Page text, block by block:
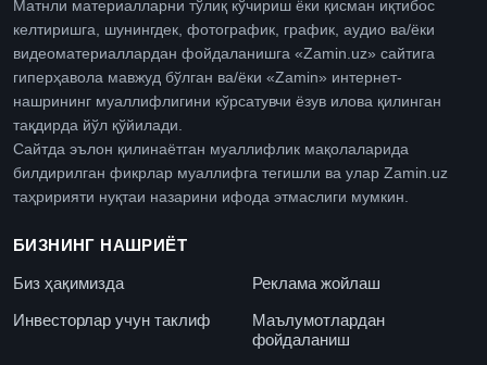
Матнли материалларни тўлиқ кўчириш ёки қисман иқтибос
келтиришга, шунингдек, фотографик, график, аудио ва/ёки
видеоматериаллардан фойдаланишга «Zamin.uz» сайтига
гиперҳавола мавжуд бўлган ва/ёки «Zamin» интернет-
нашрининг муаллифлигини кўрсатувчи ёзув илова қилинган
тақдирда йўл қўйилади.
Сайтда эълон қилинаётган муаллифлик мақолаларида
билдирилган фикрлар муаллифга тегишли ва улар Zamin.uz
таҳририяти нуқтаи назарини ифода этмаслиги мумкин.
БИЗНИНГ НАШРИЁТ
Биз ҳақимизда
Реклама жойлаш
Инвесторлар учун таклиф
Маълумотлардан
фойдаланиш